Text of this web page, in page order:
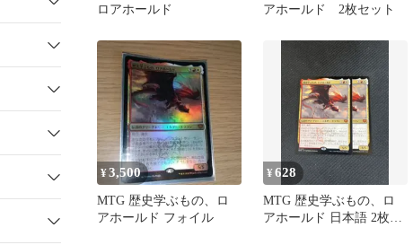
ロアホールド
アホールド 2枚セット
¥3,500
MTG 歴史学ぶもの、ロ
アホールド フォイル
¥628
MTG 歴史学ぶもの、ロ
アホールド 日本語 2枚セ